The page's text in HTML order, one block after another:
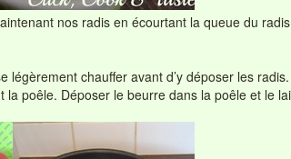
nos radis en écourtant la queue du
légèrement chauffer avant d’y déposer les
poêle. Déposer le beurre dans la poêle et le